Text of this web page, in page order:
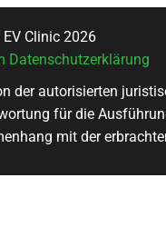
Clinic 2026
Datenschutzerklärung
autorisierten
für die
mit der